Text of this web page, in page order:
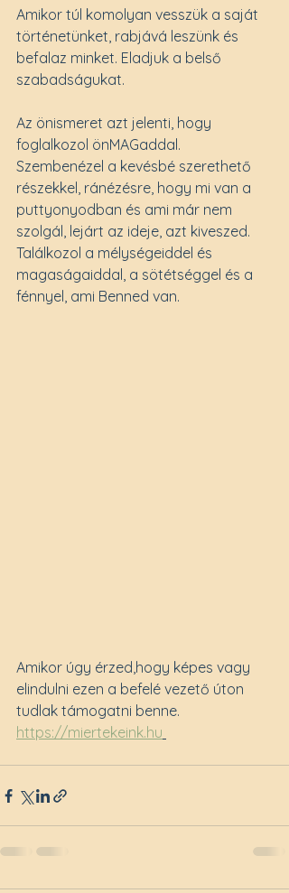
Amikor túl komolyan vesszük a saját
történetünket, rabjává leszünk és
befalaz minket. Eladjuk a belső
szabadságukat.
Az önismeret azt jelenti, hogy
foglalkozol önMAGaddal.
Szembenézel a kevésbé szerethető
részekkel, ránézésre, hogy mi van a
puttyonyodban és ami már nem
szolgál, lejárt az ideje, azt kiveszed.
Találkozol a mélységeiddel és
magaságaiddal, a sötétséggel és a
fénnyel, ami Benned van.
Amikor úgy érzed,hogy képes vagy
elindulni ezen a befelé vezető úton
tudlak támogatni benne.
https://miertekeink.hu